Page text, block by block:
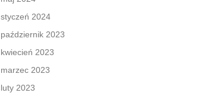
styczeń 2024
październik 2023
kwiecień 2023
marzec 2023
luty 2023